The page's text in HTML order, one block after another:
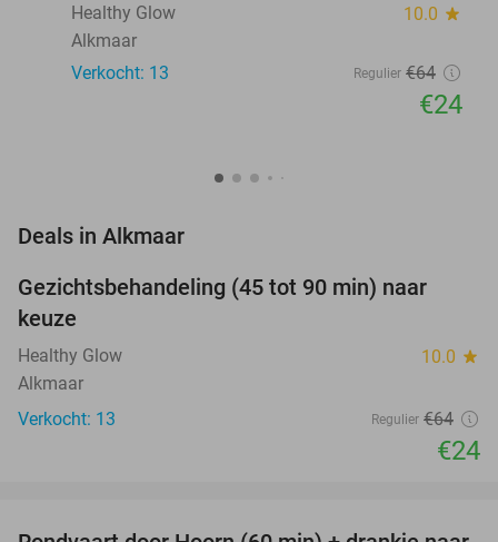
Healthy Glow
10.0 star
Alkmaar
Verkocht: 13
Regulier €64
€24
Deals in Alkmaar
TODAY
Gezichtsbehandeling (45 tot 90 min) naar
keuze
Healthy Glow 10.0 star
Alkmaar
Verkocht: 13
Regulier €64
€24